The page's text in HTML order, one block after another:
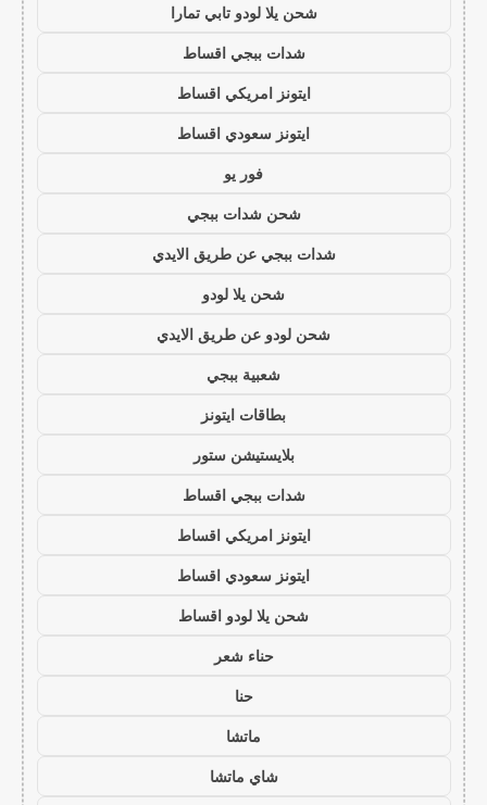
شحن يلا لودو تابي تمارا
شدات ببجي اقساط
ايتونز امريكي اقساط
ايتونز سعودي اقساط
فور يو
شحن شدات ببجي
شدات ببجي عن طريق الايدي
شحن يلا لودو
شحن لودو عن طريق الايدي
شعبية ببجي
بطاقات ايتونز
بلايستيشن ستور
شدات ببجي اقساط
ايتونز امريكي اقساط
ايتونز سعودي اقساط
شحن يلا لودو اقساط
حناء شعر
حنا
ماتشا
شاي ماتشا